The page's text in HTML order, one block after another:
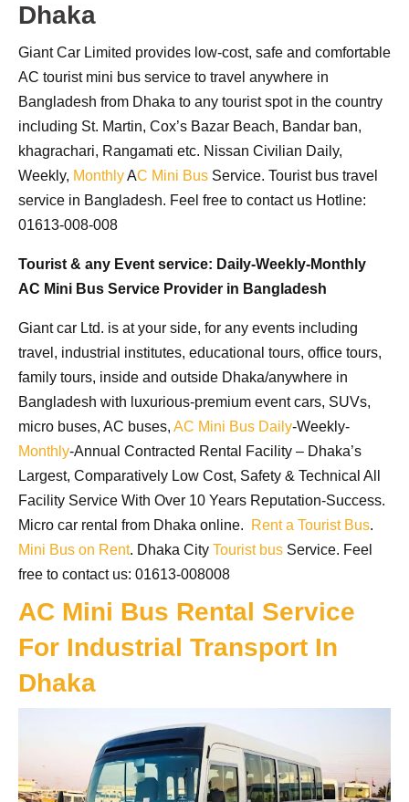
Dhaka
Giant Car Limited provides low-cost, safe and comfortable
AC tourist mini bus service to travel anywhere in
Bangladesh from Dhaka to any tourist spot in the country
including St. Martin, Cox’s Bazar Beach, Bandar ban,
khagrachari, Rangamati etc. Nissan Civilian Daily,
Weekly, MonthlyAC Mini Bus Service. Tourist bus travel
service in Bangladesh. Feel free to contact us Hotline:
01613-008-008
Tourist & any Event service: Daily-Weekly-Monthly
AC Mini Bus Service Provider in Bangladesh
Giant car Ltd. is at your side, for any events including
travel, industrial institutes, educational tours, office tours,
family tours, inside and outside Dhaka/anywhere in
Bangladesh with luxurious-premium event cars, SUVs,
micro buses, AC buses, AC Mini Bus Daily-Weekly-
Monthly-Annual Contracted Rental Facility – Dhaka’s
Largest, Comparatively Low Cost, Safety & Technical All
Facility Service With Over 10 Years Reputation-Success.
Micro car rental from Dhaka online.
Rent a Tourist Bus.
Mini Bus on Rent. Dhaka City Tourist bus Service. Feel
free to contact us: 01613-008008
AC Mini Bus Rental Service
For Industrial Transport In
Dhaka